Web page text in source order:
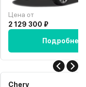
Цена от
2 129 300 ₽
Подробнее
Chery